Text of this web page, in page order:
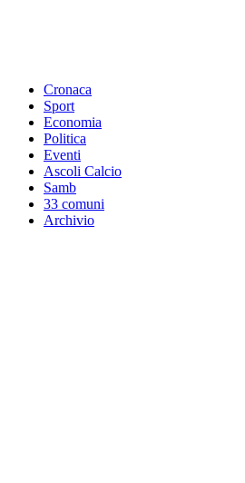
Cronaca
Sport
Economia
Politica
Eventi
Ascoli Calcio
Samb
33 comuni
Archivio